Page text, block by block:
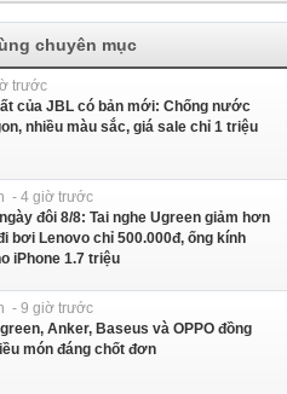
chuyên mục
trước
của JBL có bản mới: Chống nước
nhiều màu sắc, giá sale chỉ 1 triệu
- 4 giờ trước
đôi 8/8: Tai nghe Ugreen giảm hơn
bơi Lenovo chỉ 500.000đ, ống kính
iPhone 1.7 triệu
- 9 giờ trước
Anker, Baseus và OPPO đồng
món đáng chốt đơn